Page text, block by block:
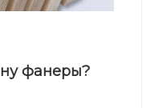
фанеры?